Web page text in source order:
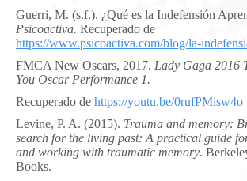
Guerri, M. (s.f.). ¿Qué es la Indefensión
Psicoactiva. Recuperado de
https://www.psicoactiva.com/blog/la-
FMCA New Oscars, 2017. Lady Gaga 2016
You Oscar Performance 1.
Recuperado de https://youtu.be/0rufPMisw4o
Levine, P. A. (2015). Trauma and memory:
search for the living past: A practical guide
and working with traumatic memory.
Books.